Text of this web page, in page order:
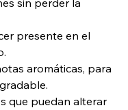
sin perder la
presente en el
aromáticas, para
que puedan alterar